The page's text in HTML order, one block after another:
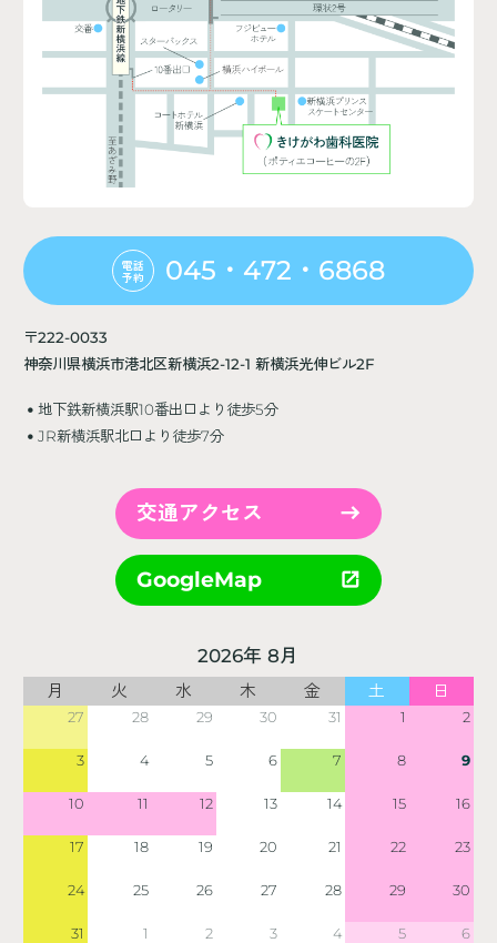
電話
予約
045・472・6868
〒222-0033
神奈川県横浜市港北区新横浜2-12-1 新横浜光伸ビル2F
地下鉄新横浜駅10番出口より徒歩5分
JR新横浜駅北口より徒歩7分
交通アクセス
GoogleMap
2026年 8月
月 火 水 木 金 土 日
27 28 29 30 31 1 2
3 4 5 6 7 8 9
10 11 12 13 14 15 16
17 18 19 20 21 22 23
24 25 26 27 28 29 30
31 1 2 3 4 5 6